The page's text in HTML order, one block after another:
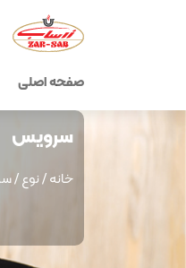
صفحه اصلی
خانه/نوع/
سرویس